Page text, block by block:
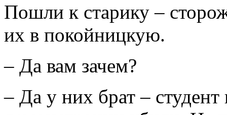
Пошли к старику –
их в покойницкую.
– Да вам зачем?
– Да у них брат –